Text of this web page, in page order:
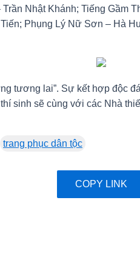
Nhật Khánh; Tiếng Gầm
Phụng Lý Nữ Sơn – Hà
tương lai”. Sự kết hợp độc
sinh sẽ cùng với các Nhà
trang phục dân tộc
COPY LINK